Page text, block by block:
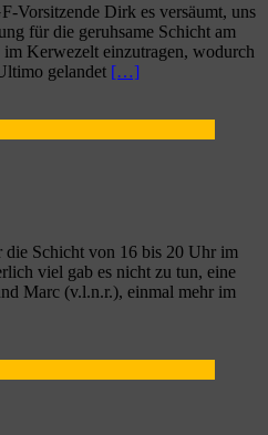
Vorsitzende Dirk es versäumt, uns
für die geruhsame Schicht am
Kerwezelt einzutragen, wodurch
gelandet […]
Schicht von 16 bis 20 Uhr im
viel gab es nicht zu tun, eine
Marc (v.l.n.r.), einmal mehr im